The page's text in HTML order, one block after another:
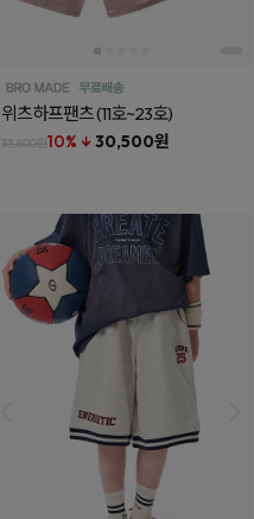
위츠하프팬츠(11호~23호)
33,800원10% ↓ 30,500원